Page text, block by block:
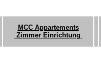
MCC Appartements
Zimmer Einrichtung